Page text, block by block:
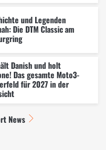
und Legenden
Die DTM Classic am
Danish und holt
Das gesamte Moto3-
für 2027 in der
News